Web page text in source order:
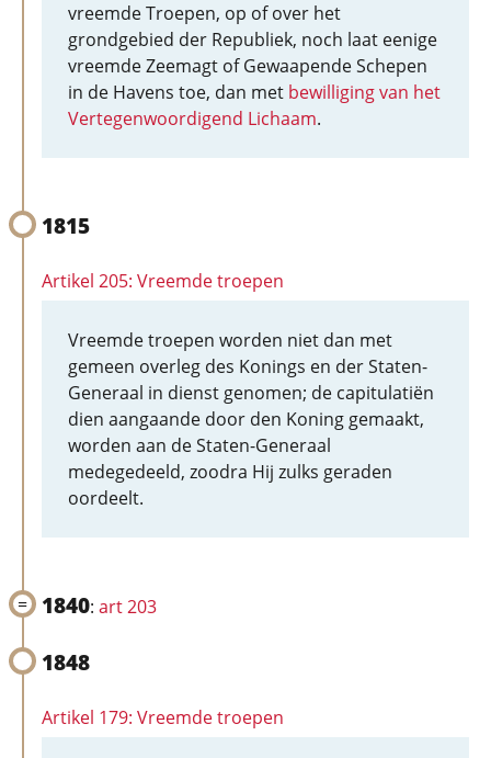
vreemde Troepen, op of over het
grondgebied der Republiek, noch laat eenige
vreemde Zeemagt of Gewaapende Schepen
in de Havens toe, dan met bewilliging van het
Vertegenwoordigend Lichaam.
1815
Artikel 205: Vreemde troepen
Vreemde troepen worden niet dan met
gemeen overleg des Konings en der Staten-
Generaal in dienst genomen; de capitulatiën
dien aangaande door den Koning gemaakt,
worden aan de Staten-Generaal
medegedeeld, zoodra Hij zulks geraden
oordeelt.
1840: art 203
1848
Artikel 179: Vreemde troepen